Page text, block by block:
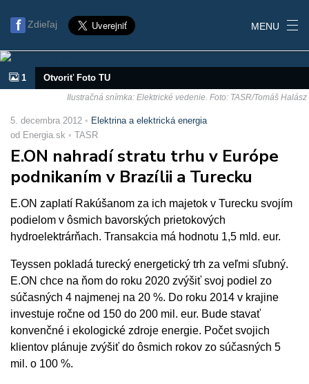
Zdieľaj MENU
1 Otvoriť Foto TU
Ilustračná snímka: Elektrické vedenie. Foto: TASR/Tomáš Halász
5. decembra 2012
Elektrina a elektrická energia
od Energia.sk
TASR
E.ON nahradí stratu trhu v Európe
podnikaním v Brazílii a Turecku
E.ON zaplatí Rakúšanom za ich majetok v Turecku svojím
podielom v ôsmich bavorských prietokových
hydroelektrárňach. Transakcia má hodnotu 1,5 mld. eur.
Teyssen pokladá turecký energetický trh za veľmi sľubný.
E.ON chce na ňom do roku 2020 zvýšiť svoj podiel zo
súčasných 4 najmenej na 20 %. Do roku 2014 v krajine
investuje ročne od 150 do 200 mil. eur. Bude stavať
konvenčné i ekologické zdroje energie. Počet svojich
klientov plánuje zvýšiť do ôsmich rokov zo súčasných 5
mil. o 100 %.